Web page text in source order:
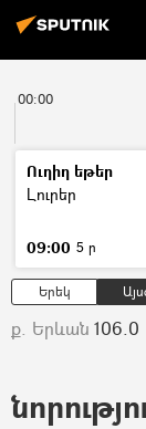
00:00
Ուղիղ եթեր
Լուրեր
09:00 5 ր
Երեկ
ք. Երևան 106.0